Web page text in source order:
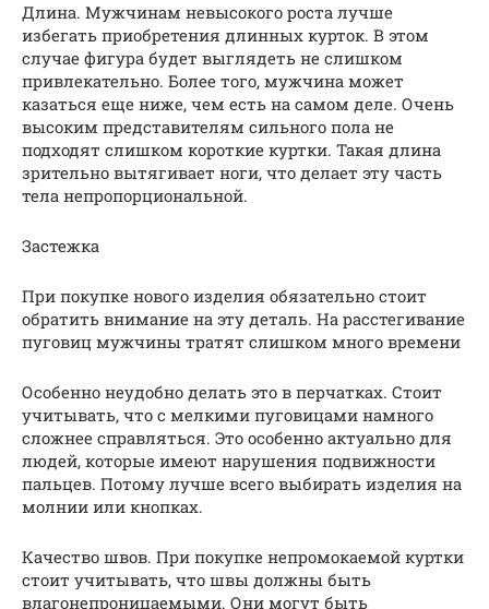
Длина. Мужчинам невысокого роста лучше
избегать приобретения длинных курток. В этом
случае фигура будет выглядеть не слишком
привлекательно. Более того, мужчина может
казаться еще ниже, чем есть на самом деле. Очень
высоким представителям сильного пола не
подходят слишком короткие куртки. Такая длина
зрительно вытягивает ноги, что делает эту часть
тела непропорциональной.
Застежка
При покупке нового изделия обязательно стоит
обратить внимание на эту деталь. На расстегивание
пуговиц мужчины тратят слишком много времени
Особенно неудобно делать это в перчатках. Стоит
учитывать, что с мелкими пуговицами намного
сложнее справляться. Это особенно актуально для
людей, которые имеют нарушения подвижности
пальцев. Потому лучше всего выбирать изделия на
молнии или кнопках.
Качество швов. При покупке непромокаемой куртки
стоит учитывать, что швы должны быть
влагонепроницаемыми. Они могут быть